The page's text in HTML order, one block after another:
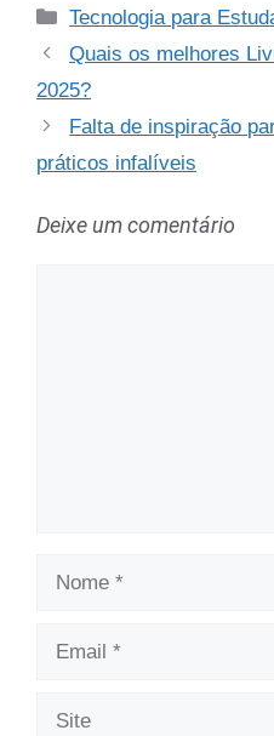
Categorias
Tecnologia para
Quais os melhores
2025?
Falta de inspiração
práticos infalíveis
Deixe um comentário